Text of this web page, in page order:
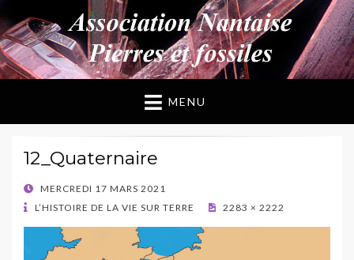
ANPF
Association Nantaise Pierres et Fossiles
MENU
12_Quaternaire
POSTED
ON
MERCREDI 17 MARS 2021
L’HISTOIRE DE LA VIE SUR TERRE
2283 × 2222